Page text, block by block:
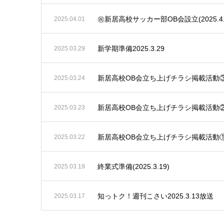
2025.04.01 ㊗️新居高校サッカー部OB会設立
2025.03.29 新学期準備2025.3.29
2025.03.24 新居高校OB会立ち上げチラシ掲載活動
2025.03.23 新居高校OB会立ち上げチラシ掲載活動
2025.03.22 新居高校OB会立ち上げチラシ掲載活動
2025.03.19 終業式準備(2025.3.19)
2025.03.17 知っトク！週刊こさい2025.3.13放送